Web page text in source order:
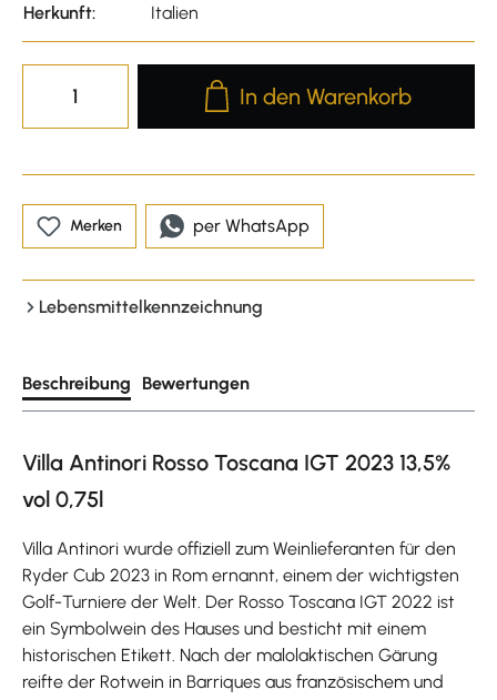
Herkunft:
Italien
Produkt Anzahl: Gib den
In den Warenkorb
Merken per WhatsApp
Lebensmittelkennzeichnung
Beschreibung Bewertungen
Villa Antinori Rosso Toscana IGT 2023 13,5%
vol 0,75l
Villa Antinori wurde offiziell zum Weinlieferanten für den
Ryder Cub 2023 in Rom ernannt, einem der wichtigsten
Golf-Turniere der Welt. Der Rosso Toscana IGT 2022 ist
ein Symbolwein des Hauses und besticht mit einem
historischen Etikett. Nach der malolaktischen Gärung
reifte der Rotwein in Barriques aus französischem und